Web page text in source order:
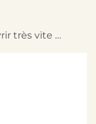
très vite …